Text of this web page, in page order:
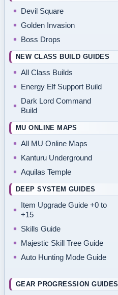
Devil Square
Golden Invasion
Boss Drops
NEW CLASS BUILD GUIDES
All Class Builds
Energy Elf Support Build
Dark Lord Command
Build
MU ONLINE MAPS
All MU Online Maps
Kanturu Underground
Aquilas Temple
DEEP SYSTEM GUIDES
Item Upgrade Guide +0 to
+15
Skills Guide
Majestic Skill Tree Guide
Auto Hunting Mode Guide
GEAR PROGRESSION GUIDES